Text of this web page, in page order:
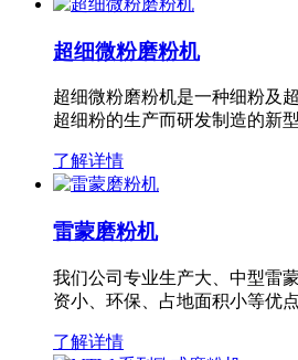
超细微粉磨粉机
超细微粉磨粉机是一种细粉及
超细粉的生产而研发制造的新
了解详情
雷蒙磨粉机
我们公司专业生产大、中型雷
资小、环保、占地面积小等优
了解详情